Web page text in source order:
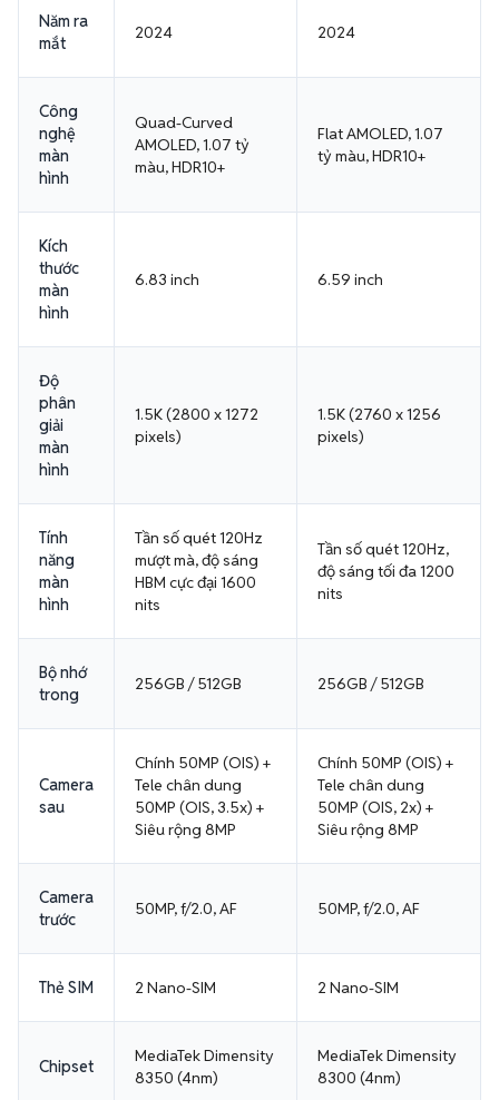
Năm ra
mắt
2024 2024
Công
nghệ
màn
hình
Quad-Curved
AMOLED, 1.07 tỷ
màu, HDR10+
Flat AMOLED, 1.07
tỷ màu, HDR10+
Kích
thước
màn
hình
6.83 inch 6.59 inch
Độ
phân
giải
màn
hình
1.5K (2800 x 1272
pixels)
1.5K (2760 x 1256
pixels)
Tính
năng
màn
hình
Tần số quét 120Hz
mượt mà, độ sáng
HBM cực đại 1600
nits
Tần số quét 120Hz,
độ sáng tối đa 1200
nits
Bộ nhớ
trong
256GB / 512GB 256GB / 512GB
Camera
sau
Chính 50MP (OIS) +
Tele chân dung
50MP (OIS, 3.5x) +
Siêu rộng 8MP
Chính 50MP (OIS) +
Tele chân dung
50MP (OIS, 2x) +
Siêu rộng 8MP
Camera
trước
50MP, f/2.0, AF 50MP, f/2.0, AF
Thẻ SIM 2 Nano-SIM 2 Nano-SIM
Chipset
MediaTek Dimensity
8350 (4nm)
MediaTek Dimensity
8300 (4nm)